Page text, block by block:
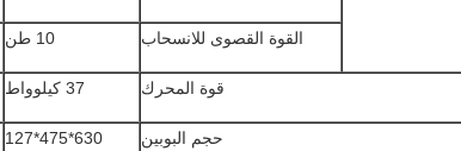
القوة القصوى للانسحاب 10 طن
قوة المحرك 37 كيلوواط
حجم البوبين 630*475*127